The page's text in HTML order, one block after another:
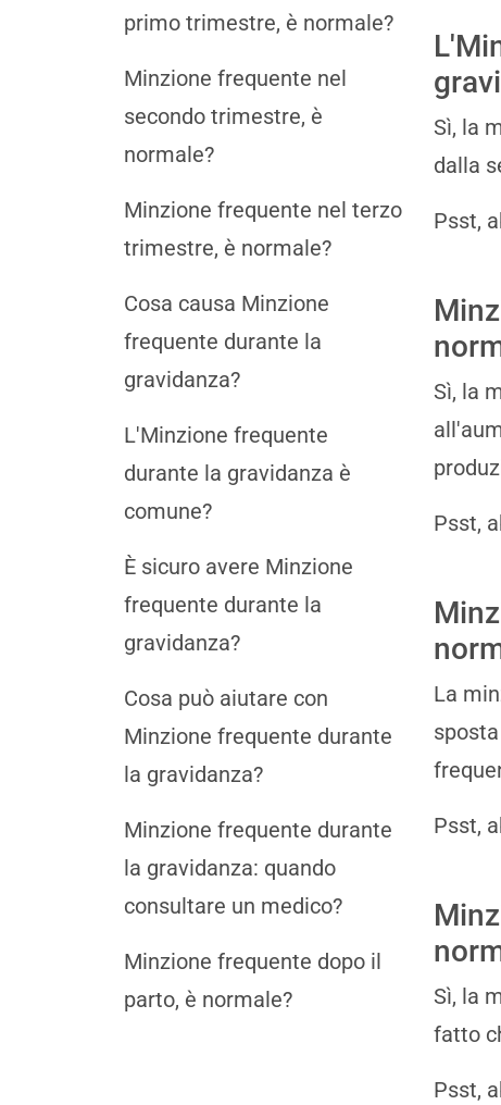
primo trimestre, è normale?
Minzione frequente nel
secondo trimestre, è
normale?
Minzione frequente nel terzo
trimestre, è normale?
Cosa causa Minzione
frequente durante la
gravidanza?
L'Minzione frequente
durante la gravidanza è
comune?
È sicuro avere Minzione
frequente durante la
gravidanza?
Cosa può aiutare con
Minzione frequente durante
la gravidanza?
Minzione frequente durante
la gravidanza: quando
consultare un medico?
Minzione frequente dopo il
parto, è normale?
Sì, la
dalla
Psst,
Sì, la
Psst,
La
Psst,
Sì, la
fatto
Psst,